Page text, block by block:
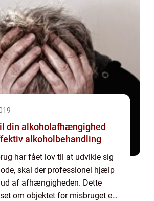
din alkoholafhængighed
alkoholbehandling
har fået lov til at udvikle sig
skal der professionel hjælp
af afhængigheden. Dette
om objektet for misbruget er